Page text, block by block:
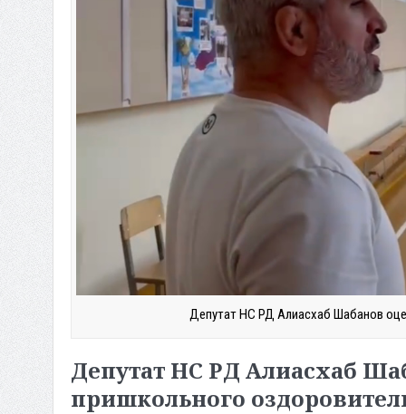
Депутат НС РД Алиасхаб Шабанов
Депутат НС РД Алиасхаб
пришкольного